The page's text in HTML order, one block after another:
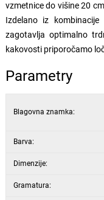
vzmetnice do višine 20
Izdelano iz
zagotavlja optimalno
kakovosti priporočamo
Parametry
Blagovna znamka:
Barva:
Dimenzije:
Gramatura: